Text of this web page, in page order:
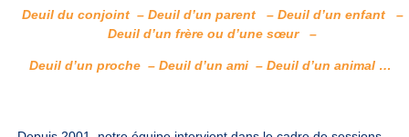
Deuil du conjoint – Deuil d’un parent – Deuil d’un enfant –
Deuil d’un frère ou d’une sœur –
Deuil d’un proche – Deuil d’un ami – Deuil d’un animal …